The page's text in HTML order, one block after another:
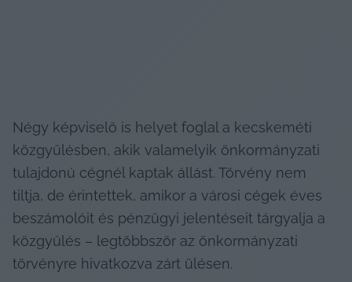
Négy képviselő is helyet foglal a kecskeméti
közgyűlésben, akik valamelyik önkormányzati
tulajdonú cégnél kaptak állást. Törvény nem
tiltja, de érintettek, amikor a városi cégek éves
beszámolóit és pénzügyi jelentéseit tárgyalja a
közgyűlés – legtöbbször az önkormányzati
törvényre hivatkozva zárt ülésen.